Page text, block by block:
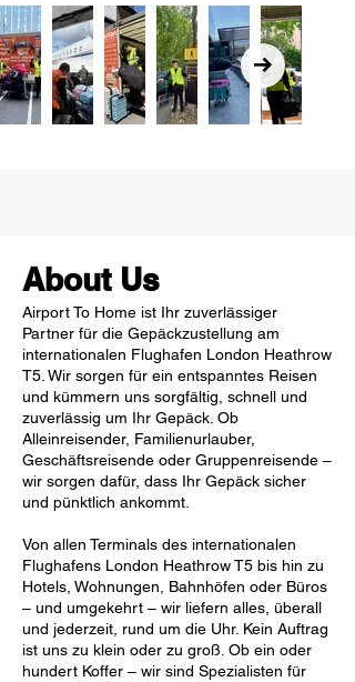
About Us
Airport To Home ist Ihr zuverlässiger
Partner für die Gepäckzustellung am
internationalen Flughafen London Heathrow
T5. Wir sorgen für ein entspanntes Reisen
und kümmern uns sorgfältig, schnell und
zuverlässig um Ihr Gepäck. Ob
Alleinreisender, Familienurlauber,
Geschäftsreisende oder Gruppenreisende –
wir sorgen dafür, dass Ihr Gepäck sicher
und pünktlich ankommt.
Von allen Terminals des internationalen
Flughafens London Heathrow T5 bis hin zu
Hotels, Wohnungen, Bahnhöfen oder Büros
– und umgekehrt – wir liefern alles, überall
und jederzeit, rund um die Uhr. Kein Auftrag
ist uns zu klein oder zu groß. Ob ein oder
hundert Koffer – wir sind Spezialisten für